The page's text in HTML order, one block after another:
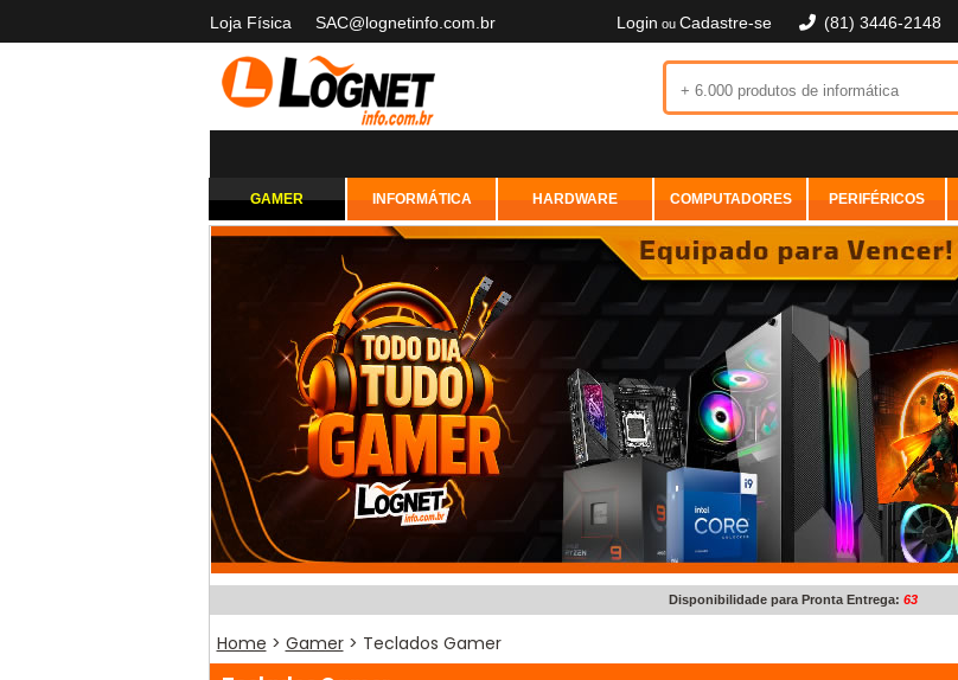
Loja Física SAC@lognetinfo.com.br (81) 3446-2148
Login ou Cadastre-se
GAMER INFORMÁTICA HARDWARE COMPUTADORES PERIFÉRICOS
Disponibilidade para Pronta Entrega: 63
Home > Gamer> Teclados Gamer